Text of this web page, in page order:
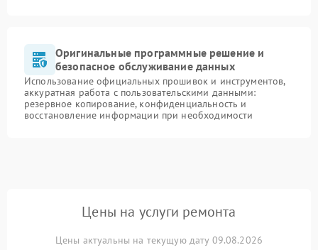
Оригинальные программные решение и
безопасное обслуживание данных
Использование официальных прошивок и инструментов,
аккуратная работа с пользовательскими данными:
резервное копирование, конфиденциальность и
восстановление информации при необходимости
Цены на услуги ремонта
Цены актуальны на текущую дату 09.08.2026